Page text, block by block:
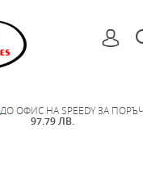
ДО ОФИС НА SPEEDY ЗА
97.79 ЛВ.